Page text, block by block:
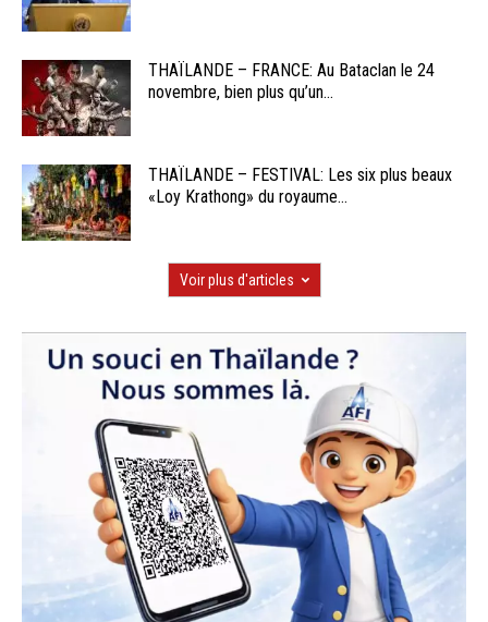
THAÏLANDE – FRANCE: Au Bataclan le 24
novembre, bien plus qu’un...
THAÏLANDE – FESTIVAL: Les six plus beaux
«Loy Krathong» du royaume...
Voir plus d'articles